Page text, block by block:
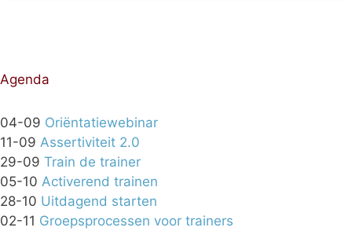
Agenda
04-09 Oriëntatiewebinar
11-09 Assertiviteit 2.0
29-09 Train de trainer
05-10 Activerend trainen
28-10 Uitdagend starten
02-11 Groepsprocessen voor trainers